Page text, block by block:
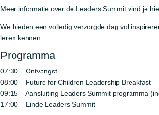
Meer informatie over de Leaders Summit vind je
We bieden een volledig verzorgde dag vol
leren kennen.
Programma
07:30 – Ontvangst
08:00 – Future for Children Leadership Breakfast
09:15 – Aansluiting Leaders Summit programma
17:00 – Einde Leaders Summit